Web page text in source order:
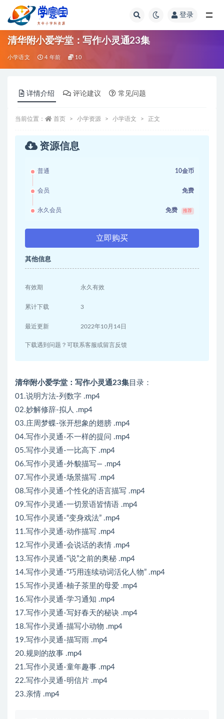
登录
清华附小爱学堂：写作小灵通23集
小学语文 4 年前 10
详情介绍 评论建议 常见问题
当前位置： 首页 小学资源 小学语文 正文
资源信息
普通 10金币
会员 免费
永久会员 免费 推荐
立即购买
其他信息
有效期 永久有效
累计下载 3
最近更新 2022年10月14日
下载遇到问题？可联系客服或留言反馈
清华附小爱学堂：写作小灵通23集 目录：
01.说明方法-列数字 .mp4
02.妙解修辞-拟人 .mp4
03.庄周梦蝶-张开想象的翅膀 .mp4
04.写作小灵通-不一样的提问 .mp4
05.写作小灵通-一比高下 .mp4
06.写作小灵通-外貌描写— .mp4
07.写作小灵通-场景描写 .mp4
08.写作小灵通-个性化的语言描写 .mp4
09.写作小灵通-一切景语皆情语 .mp4
10.写作小灵通-“变身戏法” .mp4
11.写作小灵通-动作描写 .mp4
12.写作小灵通-会说话的表情 .mp4
13.写作小灵通-“说”之前的奥秘 .mp4
14.写作小灵通-“巧用连续动词活化人物” .mp4
15.写作小灵通-柚子茶里的母爱 .mp4
16.写作小灵通-学习通知 .mp4
17.写作小灵通-写好春天的秘诀 .mp4
18.写作小灵通-描写小动物 .mp4
19.写作小灵通-描写雨 .mp4
20.规则的故事 .mp4
21.写作小灵通-童年趣事 .mp4
22.写作小灵通-明信片 .mp4
23.亲情 .mp4
全部